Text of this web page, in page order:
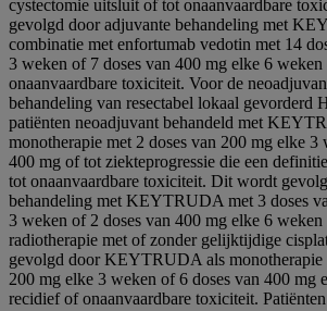
cystectomie uitsluit of tot onaanvaardbare
gevolgd door adjuvante behandeling met
combinatie met enfortumab vedotin met 14
3 weken of 7 doses van 400 mg elke 6
onaanvaardbare toxiciteit. Voor de
behandeling van resectabel lokaal gevorderd
patiënten neoadjuvant behandeld met
monotherapie met 2 doses van 200 mg elke 3
400 mg of tot ziekteprogressie die een
tot onaanvaardbare toxiciteit. Dit wordt
behandeling met KEYTRUDA met 3 doses
3 weken of 2 doses van 400 mg elke 6
radiotherapie met of zonder gelijktijdige
gevolgd door KEYTRUDA als monotherapie
200 mg elke 3 weken of 6 doses van 400 mg
recidief of onaanvaardbare toxiciteit.